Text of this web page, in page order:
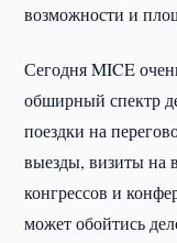
возможности и
Сегодня MICE
обширный спектр
поездки на
выезды, визиты на
конгрессов и
может обойтись